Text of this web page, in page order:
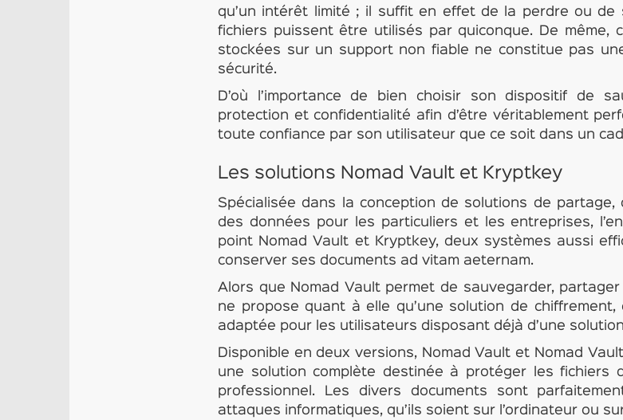
qu’un intérêt limité ; il suffit en effet de la perdre ou
fichiers puissent être utilisés par quiconque. De même,
stockées sur un support non fiable ne constitue pas
sécurité.
D’où l’importance de bien choisir son dispositif de
protection et confidentialité afin d’être véritablement
toute confiance par son utilisateur que ce soit dans un
Les solutions Nomad Vault et Kryptkey
Spécialisée dans la conception de solutions de
des données pour les particuliers et les entreprises,
point Nomad Vault et Kryptkey, deux systèmes aussi
conserver ses documents ad vitam aeternam.
Alors que Nomad Vault permet de sauvegarder,
ne propose quant à elle qu’une solution de
adaptée pour les utilisateurs disposant déjà d’une
Disponible en deux versions, Nomad Vault et Nomad
une solution complète destinée à protéger les fichiers
professionnel. Les divers documents sont
attaques informatiques, qu’ils soient sur l’ordinateur ou